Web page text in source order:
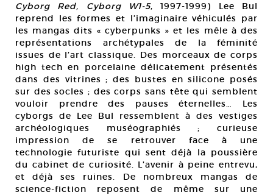
Cyborg Red, Cyborg W1-5, 1997-1999) Lee Bul
reprend les formes et l’imaginaire véhiculés par
les mangas dits « cyberpunks » et les mêle à des
représentations archétypales de la féminité
issues de l’art classique. Des morceaux de corps
high tech en porcelaine délicatement présentés
dans des vitrines ; des bustes en silicone posés
sur des socles ; des corps sans tête qui semblent
vouloir prendre des pauses éternelles… Les
cyborgs de Lee Bul ressemblent à des vestiges
archéologiques muséographiés ; curieuse
impression de se retrouver face à une
technologie futuriste qui sent déjà la poussière
du cabinet de curiosité. L’avenir à peine entrevu,
et déjà ses ruines. De nombreux mangas de
science-fiction reposent de même sur une